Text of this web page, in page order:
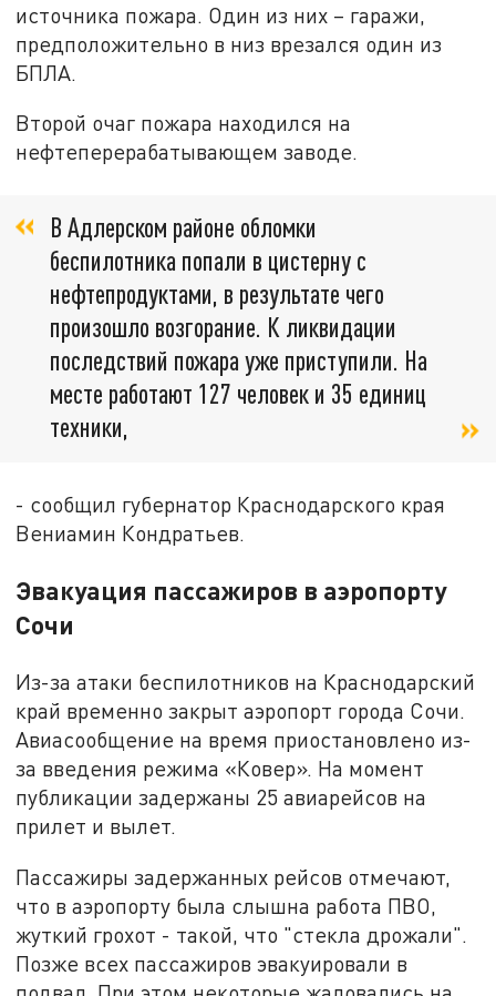
источника пожара. Один из них – гаражи,
предположительно в низ врезался один из
БПЛА.
Второй очаг пожара находился на
нефтеперерабатывающем заводе.
В Адлерском районе обломки
беспилотника попали в цистерну с
нефтепродуктами, в результате чего
произошло возгорание. К ликвидации
последствий пожара уже приступили. На
месте работают 127 человек и 35 единиц
техники,
- сообщил губернатор Краснодарского края
Вениамин Кондратьев.
Эвакуация пассажиров в аэропорту
Сочи
Из-за атаки беспилотников на Краснодарский
край временно закрыт аэропорт города Сочи.
Авиасообщение на время приостановлено из-
за введения режима «Ковер». На момент
публикации задержаны 25 авиарейсов на
прилет и вылет.
Пассажиры задержанных рейсов отмечают,
что в аэропорту была слышна работа ПВО,
жуткий грохот - такой, что "стекла дрожали".
Позже всех пассажиров эвакуировали в